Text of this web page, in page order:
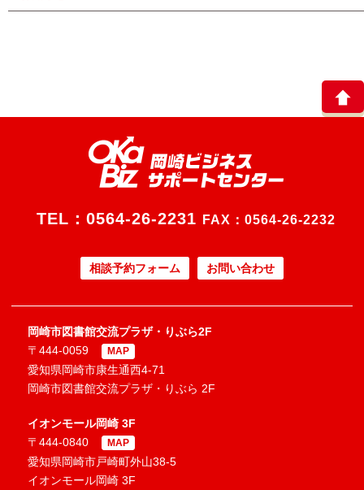
TEL： 0564-26-2231 FAX：0564-26-2232
相談予約フォーム お問い合わせ
岡崎市図書館交流プラザ・りぶら2F
〒444-0059
MAP
愛知県岡崎市康生通西4-71
岡崎市図書館交流プラザ・りぶら 2F
イオンモール岡崎 3F
〒444-0840
MAP
愛知県岡崎市戸崎町外山38-5
イオンモール岡崎 3F